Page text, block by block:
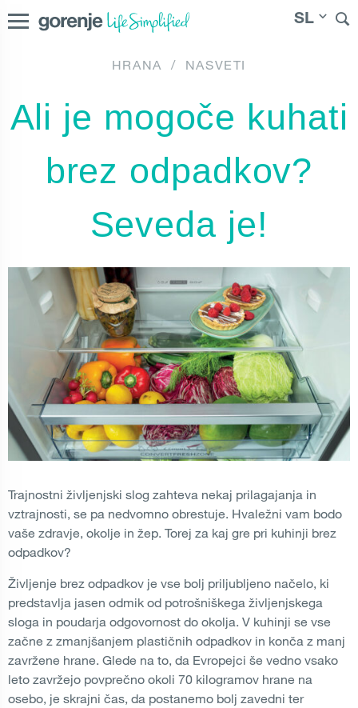
SL
Österreich| Северна Македонија|Danmark Suomi |
Norge|
HRANA / NASVETI
Ali je mogoče kuhati
brez odpadkov?
Seveda je!
Trajnostni življenjski slog zahteva nekaj prilagajanja in
vztrajnosti, se pa nedvomno obrestuje. Hvaležni vam bodo
vaše zdravje, okolje in žep. Torej za kaj gre pri kuhinji brez
odpadkov?
Življenje brez odpadkov je vse bolj priljubljeno načelo, ki
predstavlja jasen odmik od potrošniškega življenjskega
sloga in poudarja odgovornost do okolja. V kuhinji se vse
začne z zmanjšanjem plastičnih odpadkov in konča z manj
zavržene hrane. Glede na to, da Evropejci še vedno vsako
leto zavržejo povprečno okoli 70 kilogramov hrane na
osebo, je skrajni čas, da postanemo bolj zavedni ter